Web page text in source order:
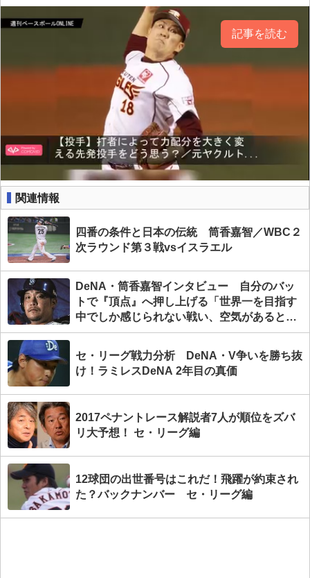
記事を読む
関連情報
四番の条件と日本の伝統 筒香嘉智／WBC２
次ラウンド第３戦vsイスラエル
DeNA・筒香嘉智インタビュー 自分のバッ
トで『頂点』へ押し上げる「世界一を目指す
中でしか感じられない戦い、空気があると思
う」
セ・リーグ戦力分析 DeNA・V争いを勝ち抜
け！ラミレスDeNA 2年目の真価
2017ペナントレース解説者7人が順位をズバ
リ大予想！ セ・リーグ編
12球団の出世番号はこれだ！飛躍が約束され
た？バックナンバー セ・リーグ編